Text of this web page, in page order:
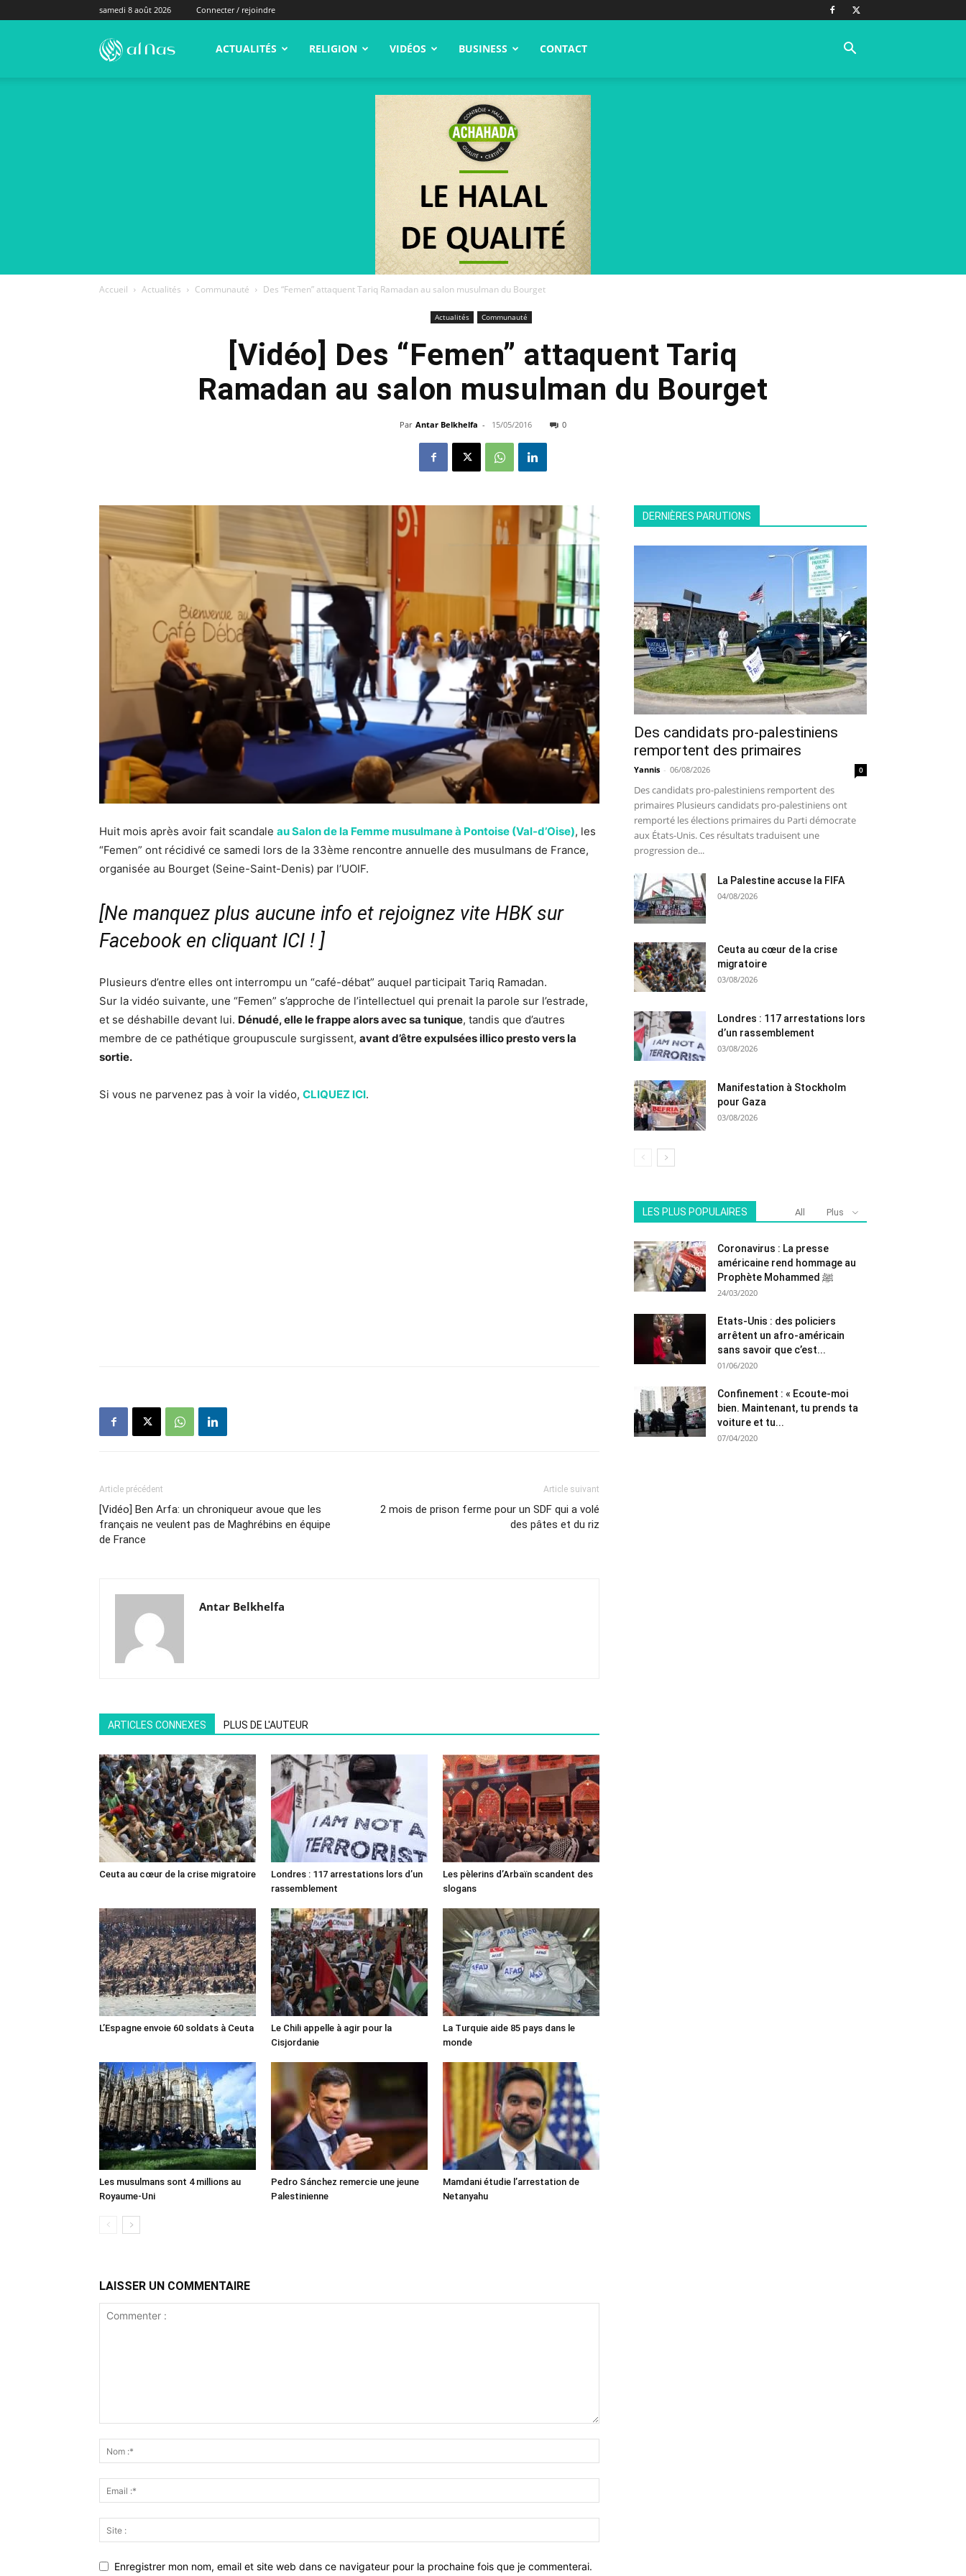
samedi 8 août 2026 Connecter / rejoindre
alNas.fr ACTUALITÉS RELIGION VIDÉOS BUSINESS CONTACT
Accueil Actualités Communauté Des “Femen” attaquent Tariq Ramadan au salon musulman du Bourget
Actualités Communauté
[Vidéo] Des “Femen” attaquent Tariq
Ramadan au salon musulman du Bourget
Par Antar Belkhelfa - 15/05/2016 0
Huit mois après avoir fait scandale au Salon de la Femme musulmane à Pontoise (Val-d’Oise), les
“Femen” ont récidivé ce samedi lors de la 33ème rencontre annuelle des musulmans de France,
organisée au Bourget (Seine-Saint-Denis) par l’UOIF.
[Ne manquez plus aucune info et rejoignez vite HBK sur
Facebook en cliquant ICI ! ]
Plusieurs d’entre elles ont interrompu un “café-débat” auquel participait Tariq Ramadan.
Sur la vidéo suivante, une “Femen” s’approche de l’intellectuel qui prenait la parole sur l’estrade,
et se déshabille devant lui. Dénudé, elle le frappe alors avec sa tunique, tandis que d’autres
membre de ce pathétique groupuscule surgissent, avant d’être expulsées illico presto vers la
sortie.
Si vous ne parvenez pas à voir la vidéo, CLIQUEZ ICI.
Article précédent
[Vidéo] Ben Arfa: un chroniqueur avoue que les
français ne veulent pas de Maghrébins en équipe
de France
Article suivant
2 mois de prison ferme pour un SDF qui a volé
des pâtes et du riz
Antar Belkhelfa
ARTICLES CONNEXES PLUS DE L'AUTEUR
Ceuta au cœur de la crise migratoire
Londres : 117 arrestations lors d’un
rassemblement
Les pèlerins d’Arbaïn scandent des
slogans
L’Espagne envoie 60 soldats à Ceuta
Le Chili appelle à agir pour la
Cisjordanie
La Turquie aide 85 pays dans le
monde
Les musulmans sont 4 millions au
Royaume-Uni
Pedro Sánchez remercie une jeune
Palestinienne
Mamdani étudie l’arrestation de
Netanyahu
LAISSER UN COMMENTAIRE
Enregistrer mon nom, email et site web dans ce navigateur pour la prochaine fois que je commenterai.
DERNIÈRES PARUTIONS
Des candidats pro-palestiniens
remportent des primaires
Yannis - 06/08/2026 0
Des candidats pro-palestiniens remportent des
primaires Plusieurs candidats pro-palestiniens ont
remporté les élections primaires du Parti démocrate
aux États-Unis. Ces résultats traduisent une
progression de...
La Palestine accuse la FIFA
04/08/2026
Ceuta au cœur de la crise
migratoire
03/08/2026
Londres : 117 arrestations lors
d’un rassemblement
03/08/2026
Manifestation à Stockholm
pour Gaza
03/08/2026
LES PLUS POPULAIRES All Plus
Coronavirus : La presse
américaine rend hommage au
Prophète Mohammed ﷺ
24/03/2020
Etats-Unis : des policiers
arrêtent un afro-américain
sans savoir que c’est...
01/06/2020
Confinement : « Ecoute-moi
bien. Maintenant, tu prends ta
voiture et tu...
07/04/2020